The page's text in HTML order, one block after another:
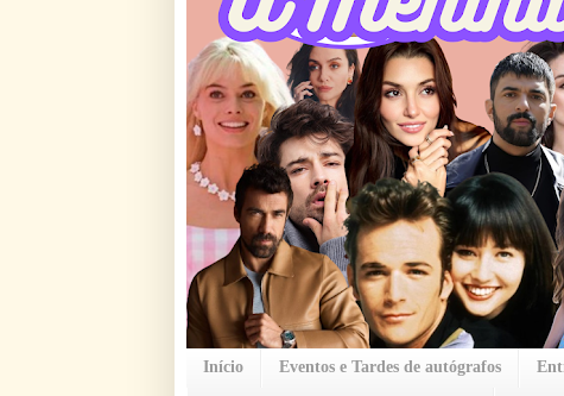
Início Eventos e Tardes de autógrafos